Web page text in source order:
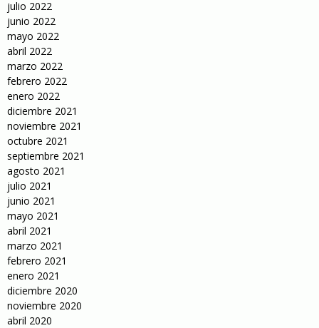
julio 2022
junio 2022
mayo 2022
abril 2022
marzo 2022
febrero 2022
enero 2022
diciembre 2021
noviembre 2021
octubre 2021
septiembre 2021
agosto 2021
julio 2021
junio 2021
mayo 2021
abril 2021
marzo 2021
febrero 2021
enero 2021
diciembre 2020
noviembre 2020
abril 2020